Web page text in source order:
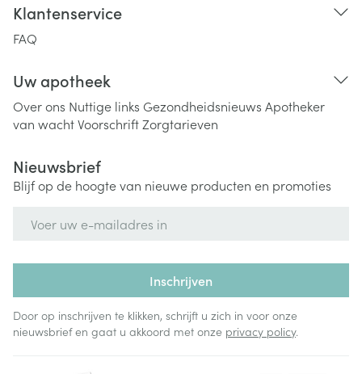
Klantenservice
FAQ
Uw apotheek
Over ons Nuttige links Gezondheidsnieuws Apotheker
van wachtVoorschriftZorgtarieven
Nieuwsbrief
Blijf op de hoogte van nieuwe producten en promoties
Inschrijven
Door op inschrijven te klikken, schrijft u zich in voor onze
nieuwsbrief en gaat u akkoord met onze privacy policy.